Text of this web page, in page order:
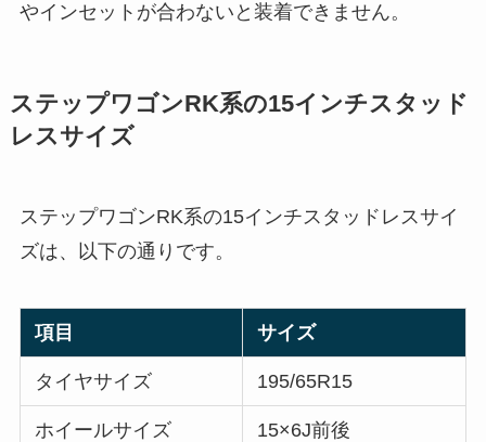
やインセットが合わないと装着できません。
ステップワゴンRK系の15インチスタッド
レスサイズ
ステップワゴンRK系の15インチスタッドレスサイ
ズは、以下の通りです。
項目 サイズ
タイヤサイズ 195/65R15
ホイールサイズ 15×6J前後